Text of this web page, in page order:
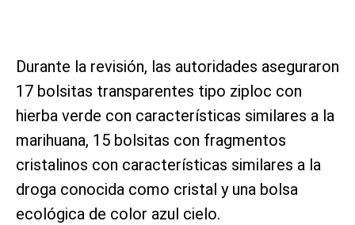
Durante la revisión, las autoridades aseguraron
17 bolsitas transparentes tipo ziploc con
hierba verde con características similares a la
marihuana, 15 bolsitas con fragmentos
cristalinos con características similares a la
droga conocida como cristal y una bolsa
ecológica de color azul cielo.